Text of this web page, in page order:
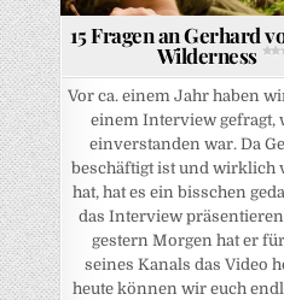
15 Fragen an Gerhard
Wilderness
Vor ca. einem Jahr haben
einem Interview gefragt,
einverstanden war. Da
beschäftigt ist und wirklich
hat, hat es ein bisschen
das Interview
gestern Morgen hat er
seines Kanals das Video
heute können wir euch